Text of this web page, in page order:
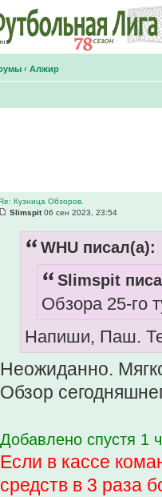
‹ Алжир
Кузница Обзоров.
Slimspit06 сен 2023, 23:54
WHU писал(а):
Slimspit
Обзора 25-го
Напиши, Паш.
Неожиданно.
Обзор
Добавлено спустя 1
Если в кассе
средств в 3 раза